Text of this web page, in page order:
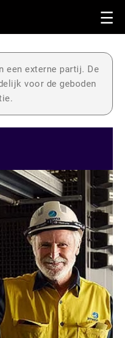
een externe partij. De
voor de geboden